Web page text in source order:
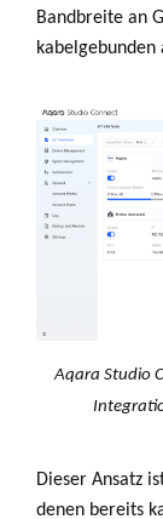
Bandbreite an
kabelgebunden
Aqara Studio
Dieser Ansatz
denen bereits